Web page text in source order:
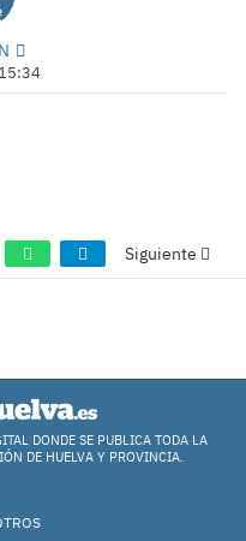
Siguiente
DONDE SE PUBLICA TODA LA
DE HUELVA Y PROVINCIA.